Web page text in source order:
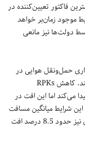
فاکتور تعیین‌کننده در
موجود زمان‌بر خواهد
دولت‌ها نیز مانعی
حمل‌ونقل هوایی در
مسافت‌های کوتاه بازسازی خود را شروع می‌کند. کاهش RPKs
درصد کاهش پیدا می‌کند اما این افت در
این شرایط میانگین مسافت
طی شده توسط سفرهای هوایی در سال جاری نیز حدود 8.5 درصد افت